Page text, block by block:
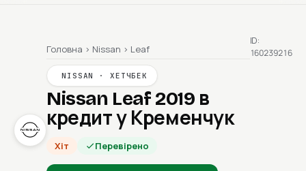
Головна › Nissan › Leaf
NISSAN · ХЕТЧБЕК
Nissan Leaf 2019 в
кредит у Кременчук
Хіт Перевірено
ID:
160239216